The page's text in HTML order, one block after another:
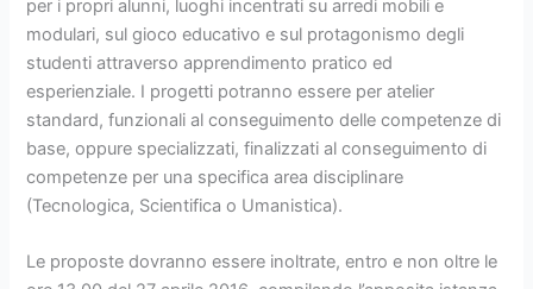
per i propri alunni, luoghi incentrati su arredi mobili e
modulari, sul gioco educativo e sul protagonismo degli
studenti attraverso apprendimento pratico ed
esperienziale. I progetti potranno essere per atelier
standard, funzionali al conseguimento delle competenze di
base, oppure specializzati, finalizzati al conseguimento di
competenze per una specifica area disciplinare
(Tecnologica, Scientifica o Umanistica).
Le proposte dovranno essere inoltrate, entro e non oltre le